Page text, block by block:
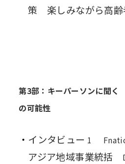
策 楽しみながら高齢
第3部：キーパーソンに聞
の可能性
インタビュー 1
アジア地域事業統括